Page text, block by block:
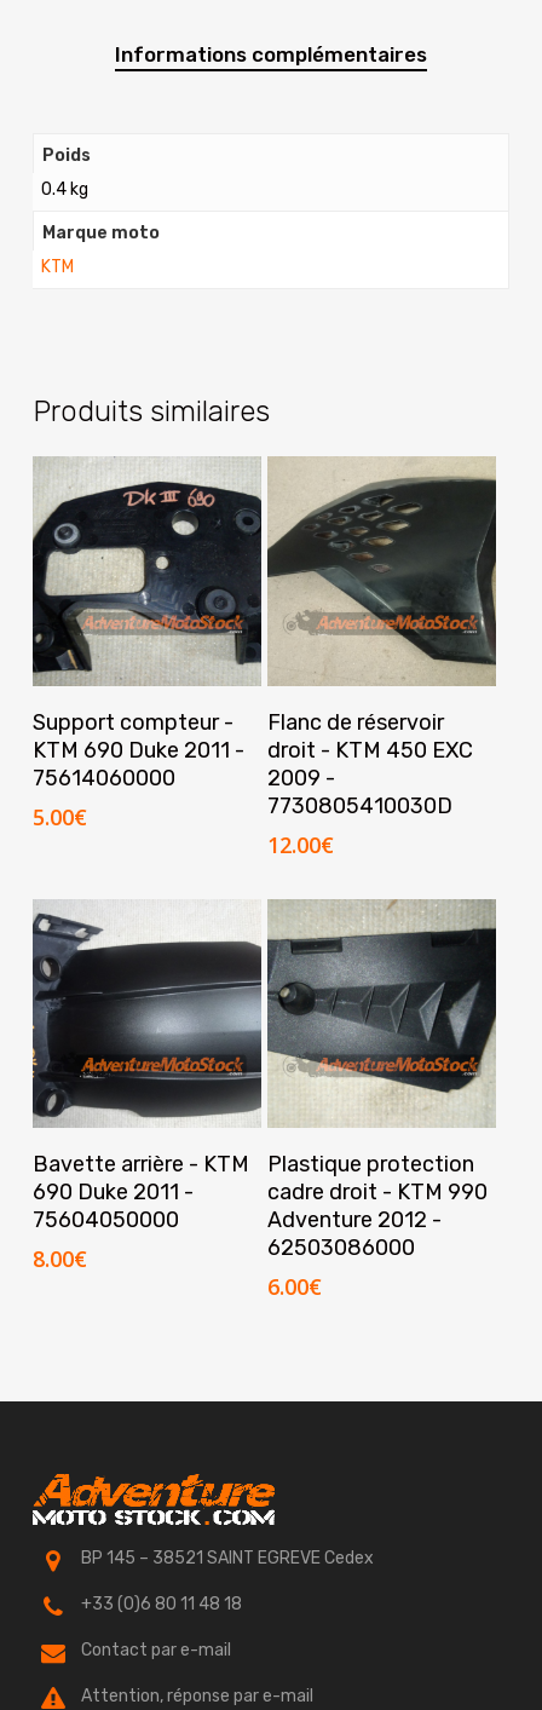
Informations complémentaires
Poids
0.4 kg
Marque moto
KTM
Produits similaires
Ajouter Au Panier
Support compteur -
KTM 690 Duke 2011 -
75614060000
5.00€
Ajouter Au Panier
Flanc de réservoir
droit - KTM 450 EXC
2009 -
7730805410030D
12.00€
Ajouter Au Panier
Bavette arrière - KTM
690 Duke 2011 -
75604050000
8.00€
Ajouter Au Panier
Plastique protection
cadre droit - KTM 990
Adventure 2012 -
62503086000
6.00€
BP 145 – 38521 SAINT EGREVE Cedex
+33 (0)6 80 11 48 18
Contact par e-mail
Attention, réponse par e-mail